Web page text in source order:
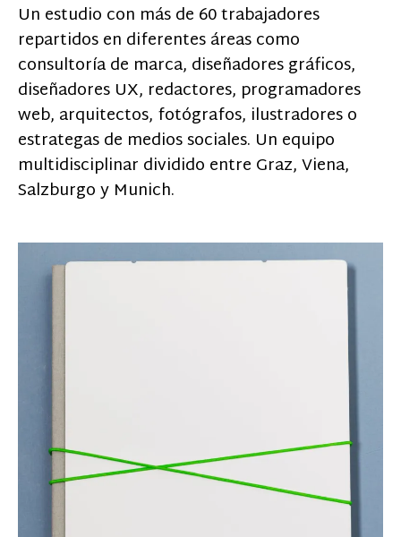
Un estudio con más de 60 trabajadores
repartidos en diferentes áreas como
consultoría de marca, diseñadores gráficos,
diseñadores UX, redactores, programadores
web, arquitectos, fotógrafos, ilustradores o
estrategas de medios sociales. Un equipo
multidisciplinar dividido entre Graz, Viena,
Salzburgo y Munich.